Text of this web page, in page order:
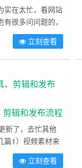
实在太忙，看网站
很多问问题的，
声抱歉.后面会恢
只是记录一些站
本是当作一个笔
但也很高兴当然
多都是自己摸索
立刻查看
辑和发布流程
新了，去忙其他
篇1）视频素材来
家原创，但⾃⼰
费了⼤量时间，⽤
立刻查看